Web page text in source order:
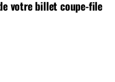
votre billet coupe-file